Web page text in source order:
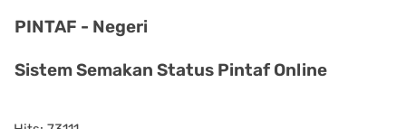
PINTAF - Negeri
Sistem Semakan Status Pintaf Online